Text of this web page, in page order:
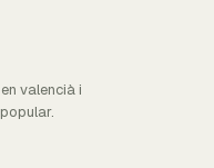
valencià i